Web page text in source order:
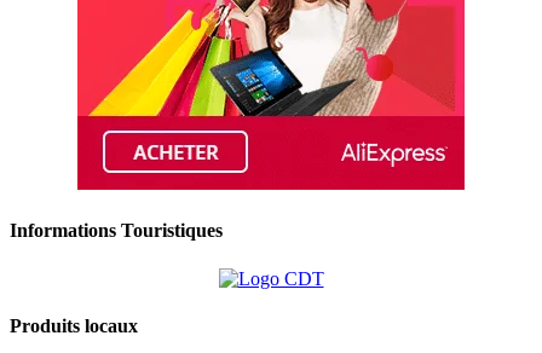
Informations Touristiques
Produits locaux